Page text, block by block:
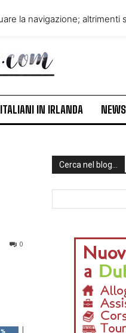
NEWS
ITALIANI IN IRLANDA NEWS
0
Cerca nel blog…
la navigazione; altrimenti